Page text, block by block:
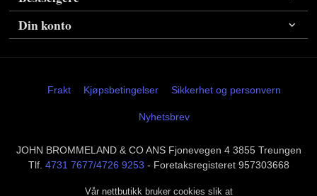
Din konto
Frakt Kjøpsbetingelser Sikkerhet og personvern
Nyhetsbrev
JOHN BROMMELAND & CO ANS Fjonevegen 4 3855 Treungen
Tlf. 4731 7677/4726 9253 - Foretaksregisteret 957303668
Vår nettbutikk bruker cookies slik at